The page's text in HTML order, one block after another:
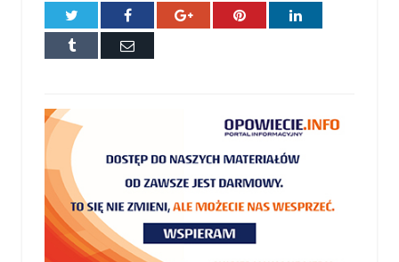
Twitter Facebook Google+ Pinterest LinkedIn
Tumblr
E-